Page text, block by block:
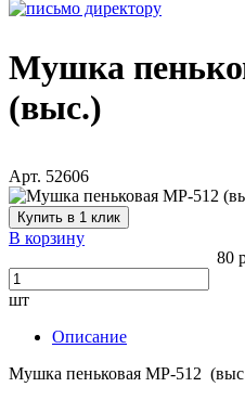
Мушка
(выс.)
Арт. 52606
Купить в 1 клик
В корзину
80
шт
Описание
Мушка пеньковая МР-512